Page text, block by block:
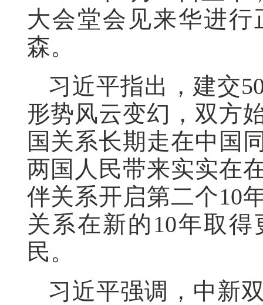
大会堂会见来华进
森。
习近平指出，建交
形势风云变幻，双方
国关系长期走在中国
两国人民带来实实在
伴关系开启第二个10
关系在新的10年取
民。
习近平强调，中新